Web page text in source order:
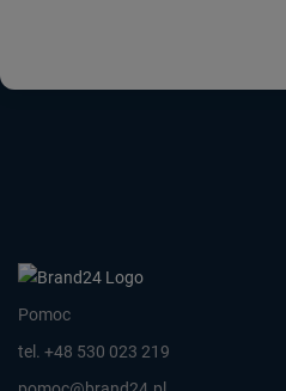
Pomoc
tel. +48 530 023 219